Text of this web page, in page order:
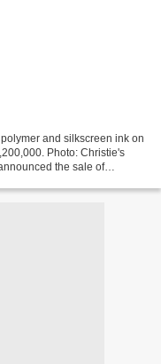
and silkscreen ink on
Photo: Christie's
the sale of